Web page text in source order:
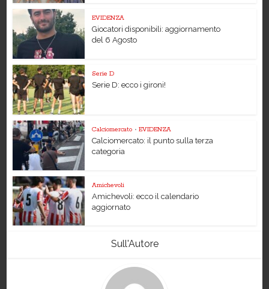
EVIDENZA
Giocatori disponibili: aggiornamento
del 6 Agosto
Serie D
Serie D: ecco i gironi!
Calciomercato • EVIDENZA
Calciomercato: il punto sulla terza
categoria
Amichevoli
Amichevoli: ecco il calendario
aggiornato
Sull'Autore